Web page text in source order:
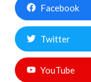
Facebook
Twitter
YouTube